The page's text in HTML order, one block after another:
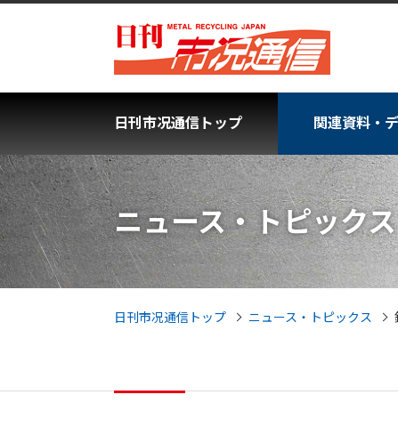
日刊市况通信トップ 関連資料・
ニュース・トピックス
日刊市况通信トップ ニュース・トピックス